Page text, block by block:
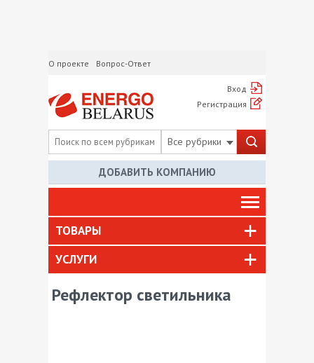
О проекте Вопрос-Ответ
Вход
Регистрация
Все рубрики
ДОБАВИТЬ КОМПАНИЮ
ТОВАРЫ
УСЛУГИ
Рефлектор светильника